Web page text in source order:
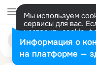
Мы используем
сервисы для вас.
настроить cookie-
представитель.
Разрешить все
Поиск
людям
olga sheremet
Информация о
на платформе —